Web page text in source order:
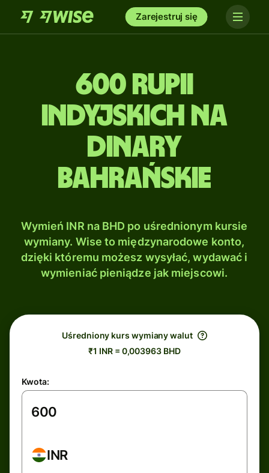
Zarejestruj się
600 Rupii
indyjskich na
Dinary
bahrańskie
Wymień INR na BHD po uśrednionym kursie
wymiany. Wise to międzynarodowe konto,
dzięki któremu możesz wysyłać, wydawać i
wymieniać pieniądze jak miejscowi.
Uśredniony kurs wymiany walut
₹1 INR = 0,003963 BHD
Kwota:
INR